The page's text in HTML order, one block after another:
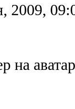
2009,
на